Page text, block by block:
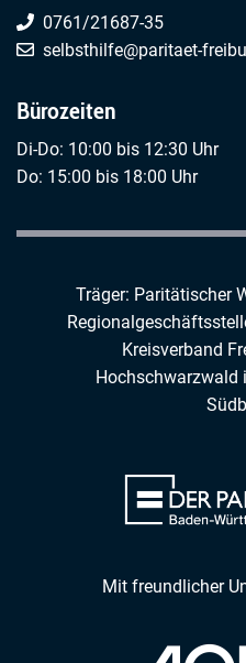
0761/21687-35
selbsthilfe@paritaet-
Bürozeiten
Di-Do: 10:00 bis 12:30 Uhr
Do: 15:00 bis 18:00 Uhr
Träger: Paritätischer
Kreisverband
Hochschwarzwald
Mit freundlicher